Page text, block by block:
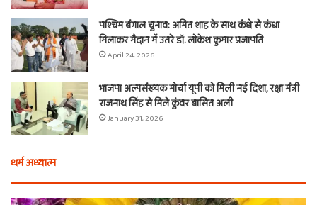
पश्चिम बंगाल चुनाव: अमित शाह के साथ कंधे से कंधा
मिलाकर मैदान में उतरे डॉ. लोकेश कुमार प्रजापति
April 24, 2026
भाजपा अल्पसंख्यक मोर्चा यूपी को मिली नई दिशा, रक्षा मंत्री
राजनाथ सिंह से मिले कुंवर बासित अली
January 31, 2026
धर्म अध्यात्म